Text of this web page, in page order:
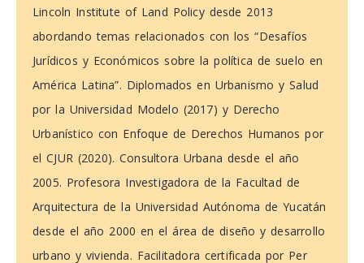
Lincoln Institute of Land Policy desde 2013
abordando temas relacionados con los “Desafíos
Jurídicos y Económicos sobre la política de suelo en
América Latina”. Diplomados en Urbanismo y Salud
por la Universidad Modelo (2017) y Derecho
Urbanístico con Enfoque de Derechos Humanos por
el CJUR (2020). Consultora Urbana desde el año
2005. Profesora Investigadora de la Facultad de
Arquitectura de la Universidad Autónoma de Yucatán
desde el año 2000 en el área de diseño y desarrollo
urbano y vivienda. Facilitadora certificada por Per